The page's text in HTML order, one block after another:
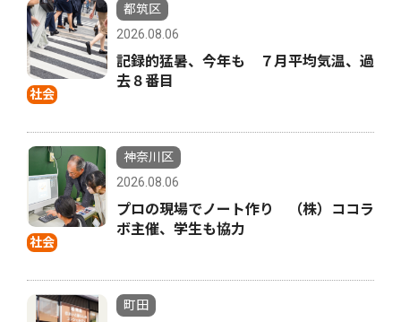
社会
都筑区
2026.08.06
記録的猛暑、今年も ７月平均気温、過
去８番目
社会
神奈川区
2026.08.06
プロの現場でノート作り （株）ココラ
ボ主催、学生も協力
町田